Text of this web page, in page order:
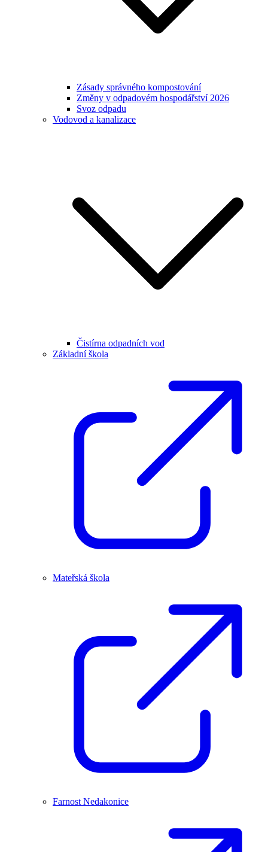
Zásady správného kompostování
Změny v odpadovém hospodářství 2026
Svoz odpadu
Vodovod a kanalizace
Čistírna odpadních vod
Základní škola
Mateřská škola
Farnost Nedakonice